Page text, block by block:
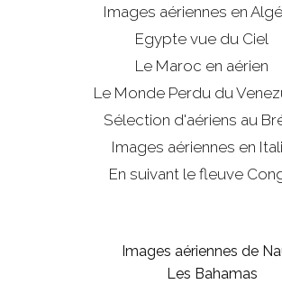
Images aériennes en
Egypte vue du Ciel
Le Maroc en aérien
Le Monde Perdu du
Sélection d'aériens au
Images aériennes en
En suivant le fleuve
Images aériennes de
Les Bahamas